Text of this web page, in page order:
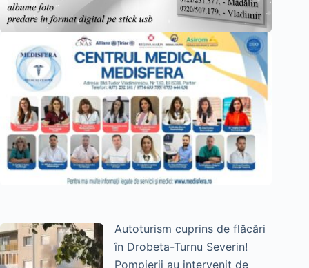
Autoturism cuprins de flăcări
în Drobeta-Turnu Severin!
Pompierii au intervenit de